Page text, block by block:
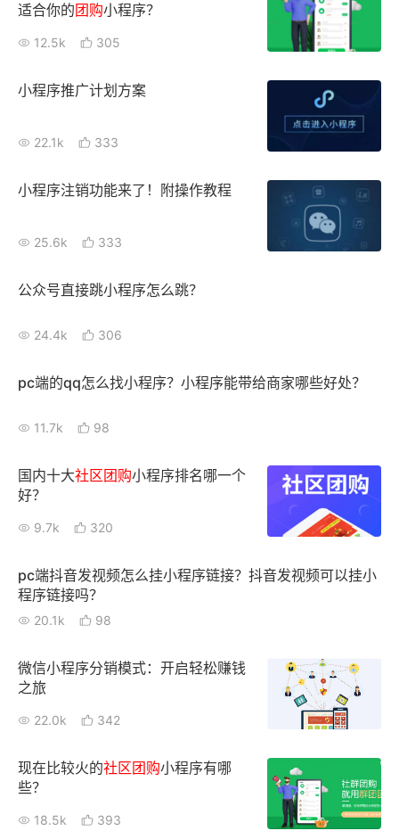
适合你的团购小程序？
12.5k 305
小程序推广计划方案
22.1k 333
小程序注销功能来了！附操作教程
25.6k 333
公众号直接跳小程序怎么跳？
24.4k 306
pc端的qq怎么找小程序？小程序能带给商家哪些好处？
11.7k 98
国内十大社区团购小程序排名哪一个
好？
9.7k 320
pc端抖音发视频怎么挂小程序链接？抖音发视频可以挂小
程序链接吗？
20.1k 98
微信小程序分销模式：开启轻松赚钱
之旅
22.0k 342
现在比较火的社区团购小程序有哪
些？
18.5k 393